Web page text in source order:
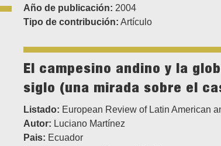
Año de publicación: 2004
Tipo de contribución: Artículo
El campesino andino y la
siglo (una mirada sobre el
Listado: European Review of Latin American
Autor: Luciano Martínez
Pais: Ecuador